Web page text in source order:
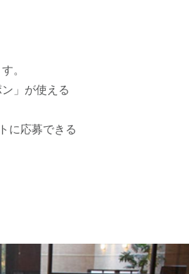
。
」が使える
に応募できる